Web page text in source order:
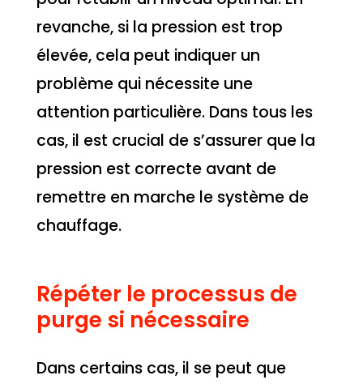
revanche, si la pression est trop
élevée, cela peut indiquer un
problème qui nécessite une
attention particulière. Dans tous les
cas, il est crucial de s’assurer que la
pression est correcte avant de
remettre en marche le système de
chauffage.
Répéter le processus de
purge si nécessaire
Dans certains cas, il se peut que